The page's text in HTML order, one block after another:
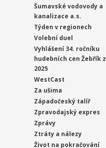
Šumavské vodovody a
kanalizace a.s.
Týden v regionech
Volební duel
Vyhlášení 34. ročníku
hudebních cen Žebřík
2025
WestCast
Za ušima
Západočeský talíř
Zpravodajský expres
Zprávy
Ztráty a nálezy
Život na pokračování